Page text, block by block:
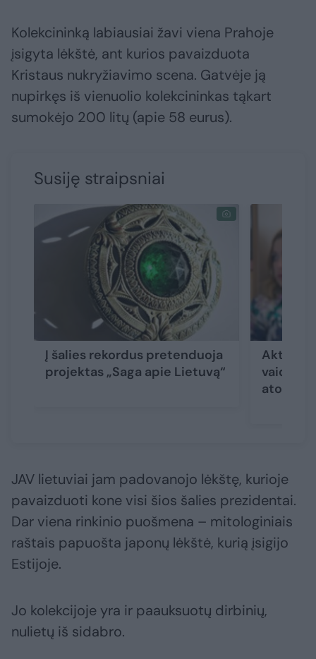
Kolekcininką labiausiai žavi viena Prahoje
įsigyta lėkštė, ant kurios pavaizduota
Kristaus nukryžiavimo scena. Gatvėje ją
nupirkęs iš vienuolio kolekcininkas tąkart
sumokėjo 200 litų (apie 58 eurus).
Susiję straipsniai
Į šalies rekordus pretenduoja
projektas „Saga apie Lietuvą“
Aktorė
JAV lietuviai jam padovanojo lėkštę, kurioje
pavaizduoti kone visi šios šalies prezidentai.
Dar viena rinkinio puošmena – mitologiniais
raštais papuošta japonų lėkštė, kurią įsigijo
Estijoje.
Jo kolekcijoje yra ir paauksuotų dirbinių,
nulietų iš sidabro.